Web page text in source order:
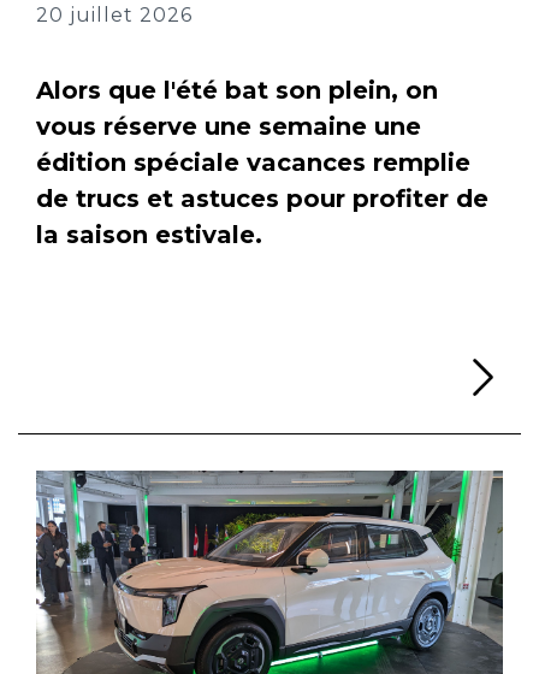
20 juillet 2026
Alors que l'été bat son plein, on
vous réserve une semaine une
édition spéciale vacances remplie
de trucs et astuces pour profiter de
la saison estivale.